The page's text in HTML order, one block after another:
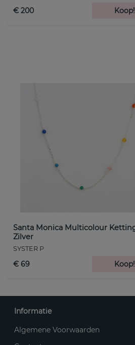
€ 200 Koop!
Santa Monica Multicolour
Zilver
SYSTER P
€ 69 Koop!
Informatie
Algemene Voorwaarden